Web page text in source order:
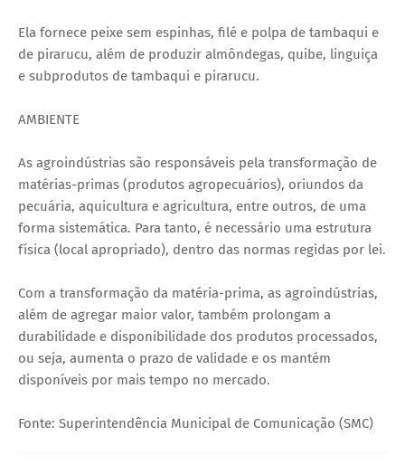
Ela fornece peixe sem espinhas, filé e polpa de tambaqui e
de pirarucu, além de produzir almôndegas, quibe, linguiça
e subprodutos de tambaqui e pirarucu.
AMBIENTE
As agroindústrias são responsáveis pela transformação de
matérias-primas (produtos agropecuários), oriundos da
pecuária, aquicultura e agricultura, entre outros, de uma
forma sistemática. Para tanto, é necessário uma estrutura
física (local apropriado), dentro das normas regidas por lei.
Com a transformação da matéria-prima, as agroindústrias,
além de agregar maior valor, também prolongam a
durabilidade e disponibilidade dos produtos processados,
ou seja, aumenta o prazo de validade e os mantém
disponíveis por mais tempo no mercado.
Fonte: Superintendência Municipal de Comunicação (SMC)